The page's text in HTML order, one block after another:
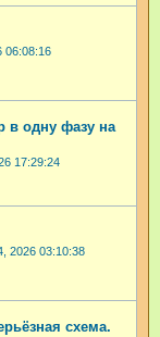
06:08:16
в одну фазу на
17:29:24
2026 03:10:38
схема.